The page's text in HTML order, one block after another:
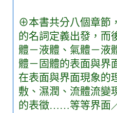
⊕本書共分八個章節
的名詞定義出發，而
體－液體、氣體－液
體－固體的表面與界
在表面與界面現象的
敷、濕潤、流體流變
的表徵……等等界面